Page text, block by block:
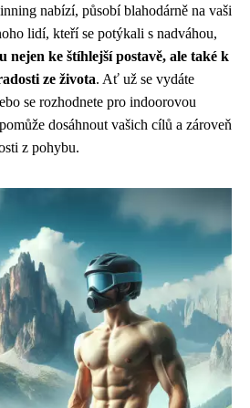
nabízí, působí blahodárně na vaši
lidí, kteří se potýkali s nadváhou,
nejen ke štíhlejší postavě, ale také k
ze života. Ať už se vydáte
se rozhodnete pro indoorovou
dosáhnout vašich cílů a zároveň
z pohybu.